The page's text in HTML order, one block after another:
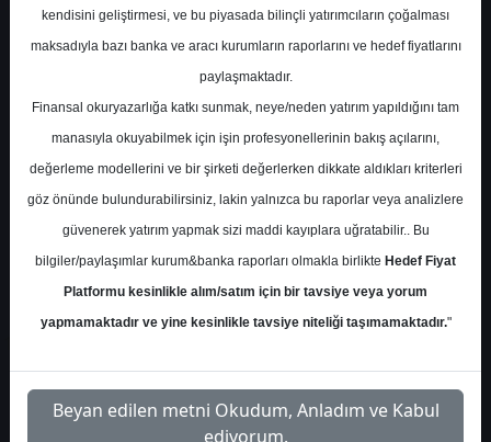
S.No Dosya Adı İndir
1
integral-tursg-toplanti-
notlari-4593
İlgili
Dosyayı İndir
kendisini geliştirmesi, ve bu piyasada bilinçli yatırımcıların çoğalması
maksadıyla bazı banka ve aracı kurumların raporlarını ve hedef fiyatlarını
paylaşmaktadır.
Finansal okuryazarlığa katkı sunmak, neye/neden yatırım yapıldığını tam
manasıyla okuyabilmek için işin profesyonellerinin bakış açılarını,
değerleme modellerini ve bir şirketi değerlerken dikkate aldıkları kriterleri
göz önünde bulundurabilirsiniz, lakin yalnızca bu raporlar veya analizlere
güvenerek yatırım yapmak sizi maddi kayıplara uğratabilir.. Bu
bilgiler/paylaşımlar kurum&banka raporları olmakla birlikte Hedef Fiyat
Platformu kesinlikle alım/satım için bir tavsiye veya yorum
yapmamaktadır ve yine kesinlikle tavsiye niteliği taşımamaktadır."
Beyan edilen metni Okudum, Anladım ve Kabul
ediyorum.